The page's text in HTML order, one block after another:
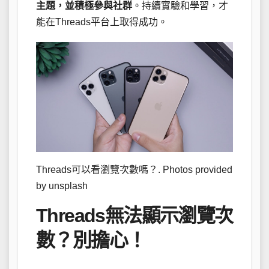
主題，並積極參與社群 。持續實驗和學習，才
能在Threads平台上取得成功。
Threads可以看瀏覽次數嗎？. Photos provided
by unsplash
Threads無法顯示瀏覽次
數？別擔心！